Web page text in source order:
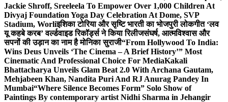
Jackie Shroff, Sreeleela To Empower Over 1,000 Children At
Divyaj Foundation Yoga Day Celebration At Dome, SVP
Stadium, Worliइशिका टोरिया और सृष्टि भारती का भोजपुरी लोकगीत ‘लव
यू कहबे करब’ वर्ल्डवाइड रिकॉर्ड्स ने किया रिलीजसंघर्ष, आत्मविश्वास और
सपनों की उड़ान का नाम है मोनिका सुराजी“From Hollywood To India:
Wins Deus Unveils ‘The Cinema – A Brief History’” Most
Cinematic And Professional Choice For MediaKakali
Bhattacharya Unveils Glam Beat 2.0 With Archana Gautam,
Mehjabeen Khan, Nandita Puri And RJ Anurag Pandey In
Mumbai“Where Silence Becomes Form” Solo Show of
Paintings By contemporary artist Nidhi Sharma in Jehangir